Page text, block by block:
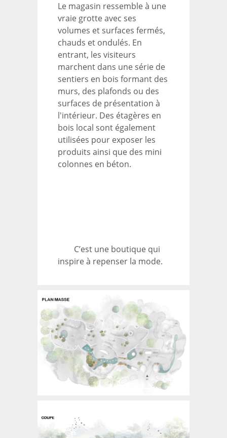
Le magasin ressemble à une
vraie grotte avec ses
volumes et surfaces fermés,
chauds et ondulés. En
entrant, les visiteurs
marchent dans une série de
sentiers en bois formant des
murs, des plafonds ou des
surfaces de présentation à
l'intérieur. Des étagères en
bois local sont également
utilisées pour exposer les
produits ainsi que des mini
colonnes en béton.
C’est une boutique qui
inspire à repenser la mode.